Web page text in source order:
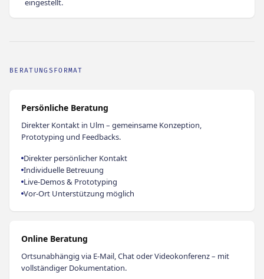
eingestellt.
BERATUNGSFORMAT
Persönliche Beratung
Direkter Kontakt in Ulm – gemeinsame Konzeption,
Prototyping und Feedbacks.
Direkter persönlicher Kontakt
Individuelle Betreuung
Live-Demos & Prototyping
Vor-Ort Unterstützung möglich
Online Beratung
Ortsunabhängig via E-Mail, Chat oder Videokonferenz – mit
vollständiger Dokumentation.